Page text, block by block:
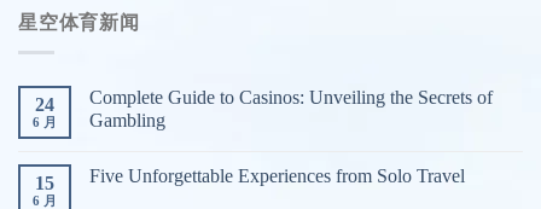
育
游
戏
类
星空体育新闻
24
6 月
Complete Guide to Casinos: Unveiling the Secrets of
Gambling
15
6 月
Five Unforgettable Experiences from Solo Travel